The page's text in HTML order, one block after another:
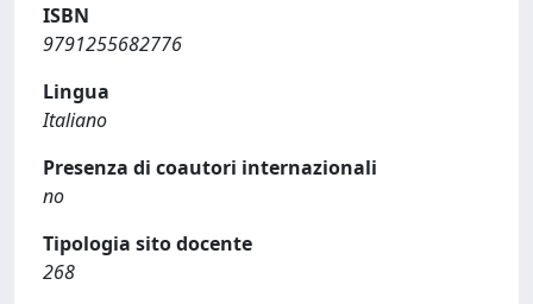
ISBN
9791255682776
Lingua
Italiano
Presenza di coautori internazionali
no
Tipologia sito docente
268